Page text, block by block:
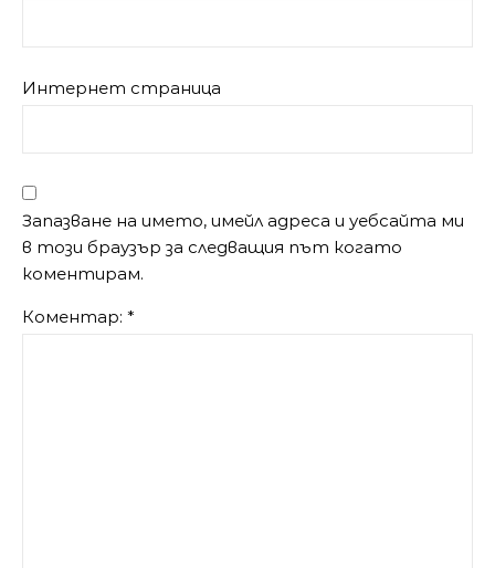
Интернет страница
Запазване на името, имейл адреса и уебсайта ми
в този браузър за следващия път когато
коментирам.
Коментар: *